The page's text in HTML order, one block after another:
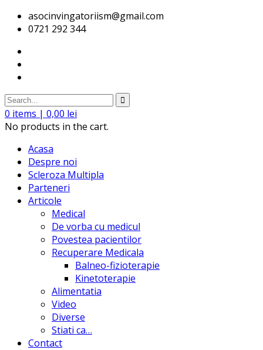
asocinvingatoriism@gmail.com
0721 292 344
0 items | 0,00 lei
No products in the cart.
Acasa
Despre noi
Scleroza Multipla
Parteneri
Articole
Medical
De vorba cu medicul
Povestea pacientilor
Recuperare Medicala
Balneo-fizioterapie
Kinetoterapie
Alimentatia
Video
Diverse
Stiati ca…
Contact